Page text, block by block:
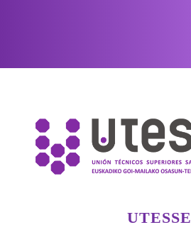
UTESSE